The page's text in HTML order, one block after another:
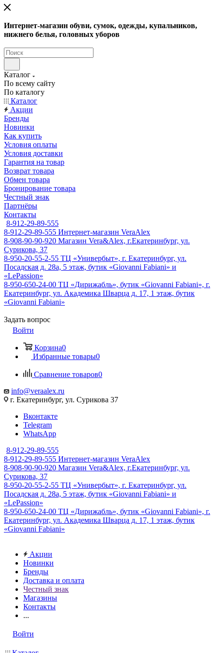
Интернет-магазин обуви, сумок, одежды, купальников,
нижнего белья, головных уборов
Каталог
По всему сайту
По каталогу
Каталог
Акции
Бренды
Новинки
Как купить
Условия оплаты
Условия доставки
Гарантия на товар
Возврат товара
Обмен товара
Бронирование товара
Честный знак
Партнёры
Контакты
8-912-29-89-555
8-912-29-89-555 Интернет-магазин VeraAlex
8-908-90-90-920 Магазин Vera&Alex, г.Екатеринбург, ул.
Сурикова, 37
8-950-20-55-2-55 ТЦ «Универбыт», г. Екатеринбург, ул.
Посадская д. 28а, 5 этаж, бутик «Giovanni Fabiani» и
«LePassion»
8-950-650-24-00 ТЦ «Дирижабль», бутик «Giovanni Fabiani», г.
Екатеринбург, ул. Академика Шварца д. 17, 1 этаж, бутик
«Giovanni Fabiani»
Задать вопрос
Войти
Корзина0
Избранные товары0
Сравнение товаров0
info@veraalex.ru
г. Екатеринбург, ул. Сурикова 37
Вконтакте
Telegram
WhatsApp
8-912-29-89-555
8-912-29-89-555 Интернет-магазин VeraAlex
8-908-90-90-920 Магазин Vera&Alex, г.Екатеринбург, ул.
Сурикова, 37
8-950-20-55-2-55 ТЦ «Универбыт», г. Екатеринбург, ул.
Посадская д. 28а, 5 этаж, бутик «Giovanni Fabiani» и
«LePassion»
8-950-650-24-00 ТЦ «Дирижабль», бутик «Giovanni Fabiani», г.
Екатеринбург, ул. Академика Шварца д. 17, 1 этаж, бутик
«Giovanni Fabiani»
Акции
Новинки
Бренды
Доставка и оплата
Честный знак
Магазины
Контакты
...
Войти